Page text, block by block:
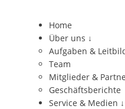
Home
Über uns ↓
Aufgaben &
Team
Mitglieder &
Geschäftsberichte
Service & Medien ↓